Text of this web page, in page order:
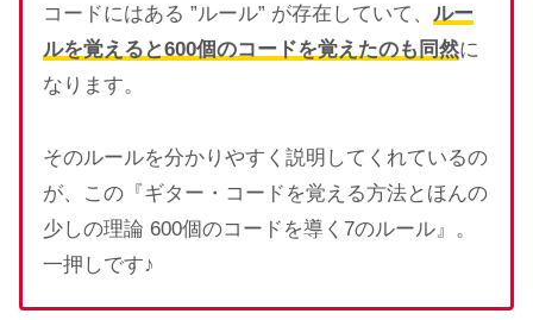
コードにはある ”ルール” が存在していて、 ルー
ルを覚えると600個のコードを覚えたのも同然に
なります。
そのルールを分かりやすく説明してくれているの
が、この『ギター・コードを覚える方法とほんの
少しの理論 600個のコードを導く7のルール』。
一押しです♪